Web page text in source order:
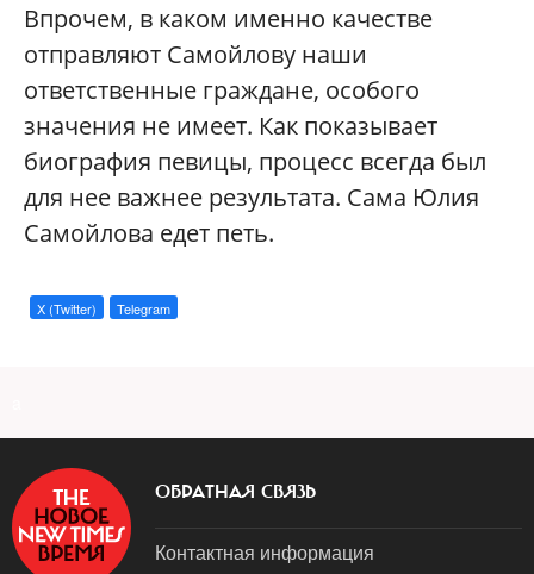
Впрочем, в каком именно качестве
отправляют Самойлову наши
ответственные граждане, особого
значения не имеет. Как показывает
биография певицы, процесс всегда был
для нее важнее результата. Сама Юлия
Самойлова едет петь.
X (Twitter) Telegram
ОБРАТНАЯ СВЯЗЬ
Контактная информация